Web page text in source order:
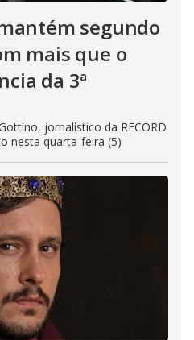
segundo
mais que o
da 3ª
jornalístico da RECORD
nesta quarta-feira (5)